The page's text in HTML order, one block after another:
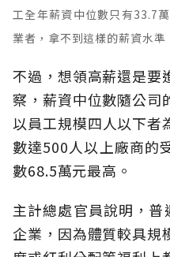
工全年薪資中位數只有33.7
業者，拿不到這樣的薪資水準
不過，想領高薪還是要
察，薪資中位數隨公司
以員工規模四人以下者
數達500人以上廠商的
數68.5萬元最高。
主計總處官員說明，
企業，因為體質較具規